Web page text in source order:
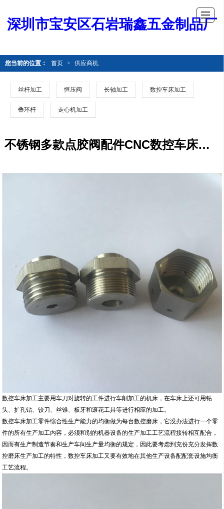
深圳市宝安区石岩瑞鑫五金制品厂
您当前的位置： 首页 > 供应商机
丝杆加工 恒压阀 长轴加工 数控车床加工
叠环杆 走心机加工
不锈钢多款点胶阀配件CNC数控车床加工零件 0.5模滑台铜齿条显微镜铜齿条CNC加工 价格合理
数控车床加工主要用车刀对旋转的工件进行车削加工的机床，在车床上还可用钻
头、扩孔钻、铰刀、丝锥、板牙和滚花工具等进行相应的加工。
数控车床加工零件综合性生产能力的均衡做为每台数控磨床，它没办法进行一个零
件的所有生产加工内容，必须和别的机器设备的生产加工工艺流程接转相互配合，
因而有生产制造节奏和生产车间生产量均衡的规定，因此要考虑到充份充分发挥数
控磨床生产加工的特性，数控车床加工又要有效地在其他生产设备配配套设施均衡
工艺流程。